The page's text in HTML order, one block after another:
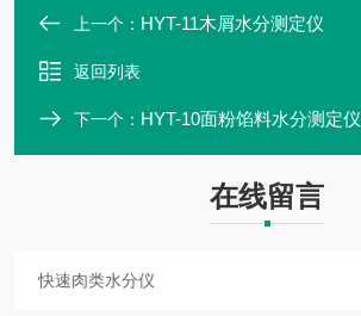
上一个： HYT-11木屑水分测定仪
返回列表
下一个： HYT-10面粉馅料水分测定仪
在线留言